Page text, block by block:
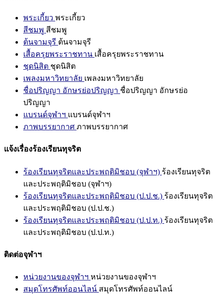
พระเกี้ยว พระเกี้ยว
สีชมพู สีชมพู
ต้นจามจุรี ต้นจามจุรี
เสื้อครุยพระราชทาน เสื้อครุยพระราชทาน
ชุดนิสิต ชุดนิสิต
เพลงมหาวิทยาลัย เพลงมหาวิทยาลัย
ชื่อปริญญา อักษรย่อปริญญา ชื่อปริญญา อักษรย่อ
ปริญญา
แบรนด์จุฬาฯ แบรนด์จุฬาฯ
ภาพบรรยากาศ ภาพบรรยากาศ
แจ้งเรื่องร้องเรียนทุจริต
ร้องเรียนทุจริตและประพฤติมิชอบ (จุฬาฯ) ร้องเรียนทุจริต
และประพฤติมิชอบ (จุฬาฯ)
ร้องเรียนทุจริตและประพฤติมิชอบ (ป.ป.ช.) ร้องเรียนทุจริต
และประพฤติมิชอบ (ป.ป.ช.)
ร้องเรียนทุจริตและประพฤติมิชอบ (ป.ป.ท.) ร้องเรียนทุจริต
และประพฤติมิชอบ (ป.ป.ท.)
ติดต่อจุฬาฯ
หน่วยงานของจุฬาฯ หน่วยงานของจุฬาฯ
สมุดโทรศัพท์ออนไลน์ สมุดโทรศัพท์ออนไลน์